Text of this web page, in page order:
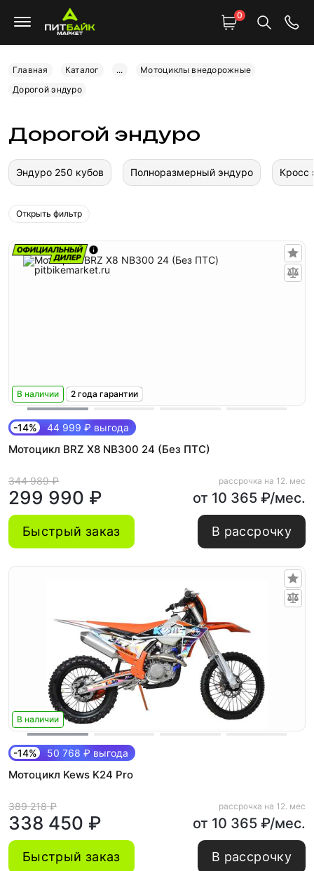
0
Главная Каталог ...
Мотоциклы внедорожные
Дорогой эндуро
Дорогой эндуро
Эндуро 250 кубов Полноразмерный эндуро Кросс
Открыть фильтр
В наличии 2 года гарантии
-14% 44 999 ₽ выгода
Мотоцикл BRZ X8 NB300 24 (Без ПТС)
344 989 ₽
299 990 ₽
рассрочка на 12. мес
от 10 365 ₽/мес.
Быстрый заказ В рассрочку
В наличии
-14% 50 768 ₽ выгода
Мотоцикл Kews K24 Pro
389 218 ₽
338 450 ₽
рассрочка на 12. мес
от 10 365 ₽/мес.
Быстрый заказ В рассрочку